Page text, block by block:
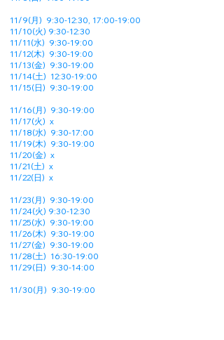
11/9(月) 9:30-12:30, 17:00-19:00
11/10(火) 9:30-12:30
11/11(水) 9:30-19:00
11/12(木) 9:30-19:00
11/13(金) 9:30-19:00
11/14(土) 12:30-19:00
11/15(日) 9:30-19:00
11/16(月) 9:30-19:00
11/17(火) x
11/18(水) 9:30-17:00
11/19(木) 9:30-19:00
11/20(金) x
11/21(土) x
11/22(日) x
11/23(月) 9:30-19:00
11/24(火) 9:30-12:30
11/25(水) 9:30-19:00
11/26(木) 9:30-19:00
11/27(金) 9:30-19:00
11/28(土) 16:30-19:00
11/29(日) 9:30-14:00
11/30(月) 9:30-19:00